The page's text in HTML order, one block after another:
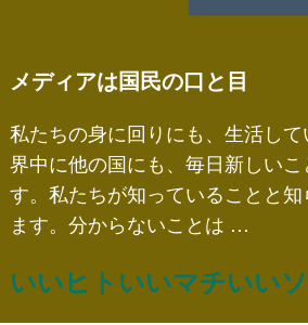
メディアは国民の口と目
私たちの身に回りにも、生活し
界中に他の国にも、毎日新しい
す。私たちが知っていることと
ます。分からないことは …
いいヒトいいマチいい